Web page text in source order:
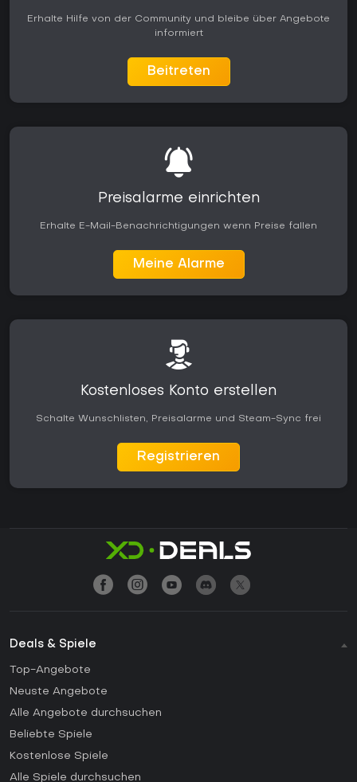
Erhalte Hilfe von der Community und bleibe über Angebote
informiert
Beitreten
Preisalarme einrichten
Erhalte E-Mail-Benachrichtigungen wenn Preise fallen
Meine Alarme
Kostenloses Konto erstellen
Schalte Wunschlisten, Preisalarme und Steam-Sync frei
Registrieren
Deals & Spiele
Top-Angebote
Neuste Angebote
Alle Angebote durchsuchen
Beliebte Spiele
Kostenlose Spiele
Alle Spiele durchsuchen